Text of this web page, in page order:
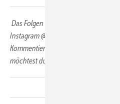
Das Folgen der BAUMETALL-Seite
Instagram @baumetall. Das „Liken“
Kommentieren des Beitrags mit der
möchtest du unbedingt zur Messe